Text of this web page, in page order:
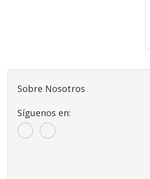
Sobre Nosotros
Síguenos en: